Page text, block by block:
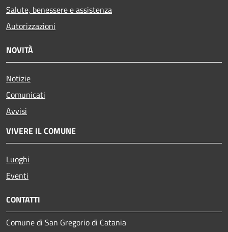
Salute, benessere e assistenza
Autorizzazioni
NOVITÀ
Notizie
Comunicati
Avvisi
VIVERE IL COMUNE
Luoghi
Eventi
CONTATTI
Comune di San Gregorio di Catania